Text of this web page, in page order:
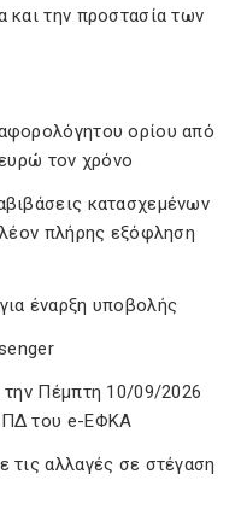
και την προστασία των
ορίου από
τον χρόνο
κατασχεμένων
πλήρης εξόφληση
έναρξη υποβολής
Πέμπτη 10/09/2026
του e-ΕΦΚΑ
τις αλλαγές σε στέγαση